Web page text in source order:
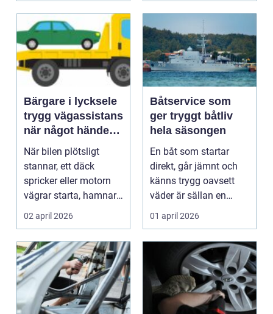
Bärgare i lycksele
trygg vägassistans
när något händer
på vägen
När bilen plötsligt
stannar, ett däck
spricker eller motorn
vägrar starta, hamnar
många i samma läge...
02 april 2026
Båtservice som
ger tryggt båtliv
hela säsongen
En båt som startar
direkt, går jämnt och
känns trygg oavsett
väder är sällan en
slump. Bakom varje
01 april 2026